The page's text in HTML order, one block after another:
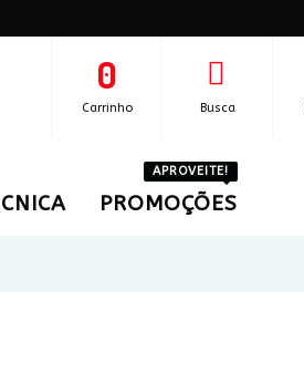
Busca
0
Carrinho
APROVEITE!
PROMOÇÕES